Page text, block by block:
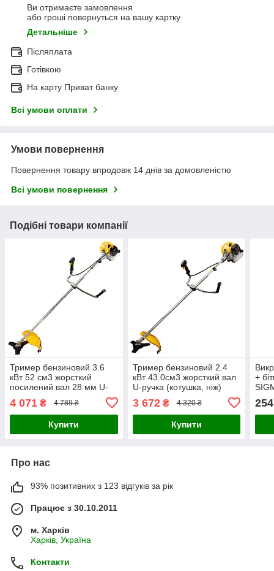
Ви отримаєте замовлення
або гроші повернуться на вашу картку
Детальніше
Післяплата
Готівкою
На карту Приват банку
Всі умови оплати
Умови повернення
Повернення товару впродовж 14 днів за домовленістю
Всі умови повернення
Подібні товари компанії
Тример бензиновий 3.6
кВт 52 см3 жорсткий
посилений вал 28 мм U-
ремінь) SIGMA (5612421)
4 071 ₴ 4 789 ₴
Купити
Тример бензиновий 2.4
кВт 43.0см3 жорсткий вал
U-ручка (котушка, ніж)
3 672₴ 4 320 ₴
Купити
+
254
Про нас
93% позитивних з 123 відгуків за рік
Працює з 30.10.2011
м. Харків
Харків, Україна
Контакти